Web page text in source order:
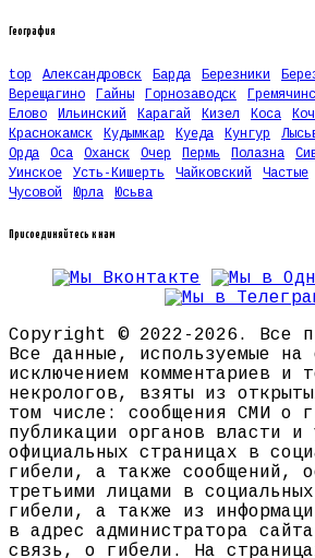
География
top Александровск Барда Березники
Верещагино
Гайны Горнозаводск
Елово
Ильинский Карагай Кизел Коса
Краснокамск
Кудымкар Куеда Кунгур
Орда
Оса Оханск Очер Пермь Полазна
Уинское
Усть-Кишерть Чайковский Частые
Чусовой
Юрла Юсьва
Присоединяйтесь к нам
Copyright © 2022-2026. Все
Все данные, используемые на
исключением комментариев и
некрологов, взяты из
том числе: сообщения СМИ о
публикации органов власти и
официальных страницах в
гибели, а также сообщений,
третьими лицами в
гибели, а также из
в адрес администратора
связь, о гибели. На